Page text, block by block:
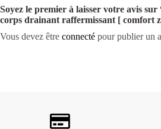
Soyez le premier à laisser votre avis
corps drainant raffermissant [ comfort
Vous devez être connecté pour publier un